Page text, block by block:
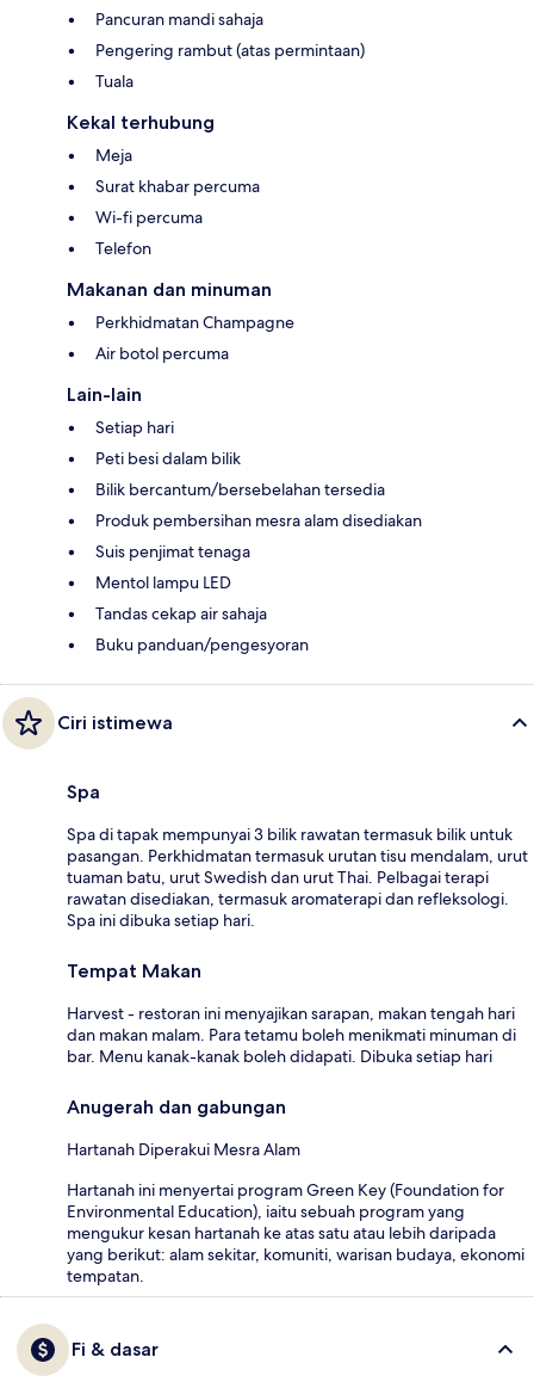
Pancuran mandi sahaja
Pengering rambut (atas permintaan)
Tuala
Kekal terhubung
Meja
Surat khabar percuma
Wi-fi percuma
Telefon
Makanan dan minuman
Perkhidmatan Champagne
Air botol percuma
Lain-lain
Setiap hari
Peti besi dalam bilik
Bilik bercantum/bersebelahan tersedia
Produk pembersihan mesra alam disediakan
Suis penjimat tenaga
Mentol lampu LED
Tandas cekap air sahaja
Buku panduan/pengesyoran
Ciri istimewa
Spa
Spa di tapak mempunyai 3 bilik rawatan termasuk bilik untuk
pasangan. Perkhidmatan termasuk urutan tisu mendalam, urut
tuaman batu, urut Swedish dan urut Thai. Pelbagai terapi
rawatan disediakan, termasuk aromaterapi dan refleksologi.
Spa ini dibuka setiap hari.
Tempat Makan
Harvest - restoran ini menyajikan sarapan, makan tengah hari
dan makan malam. Para tetamu boleh menikmati minuman di
bar. Menu kanak-kanak boleh didapati. Dibuka setiap hari
Anugerah dan gabungan
Hartanah Diperakui Mesra Alam
Hartanah ini menyertai program Green Key (Foundation for
Environmental Education), iaitu sebuah program yang
mengukur kesan hartanah ke atas satu atau lebih daripada
yang berikut: alam sekitar, komuniti, warisan budaya, ekonomi
tempatan.
Fi & dasar